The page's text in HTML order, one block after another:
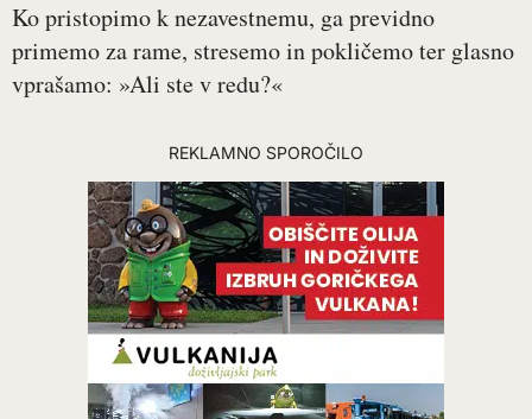
Ko pristopimo k nezavestnemu, ga previdno
primemo za rame, stresemo in pokličemo ter glasno
vprašamo: »Ali ste v redu?«
REKLAMNO SPOROČILO